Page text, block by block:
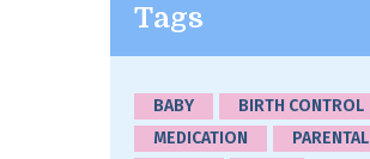
Tags
BABY
BIRTH CONTROL
MEDICATION
PARENTAL